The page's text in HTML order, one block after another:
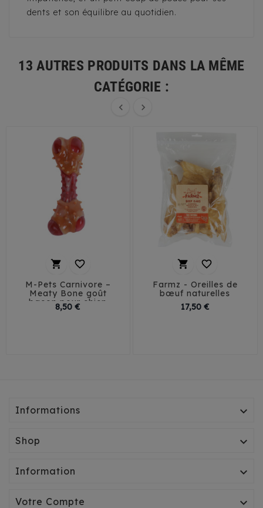
dents et son équilibre au quotidien.
13 AUTRES PRODUITS DANS LA MÊME
CATÉGORIE :
 
 
M-Pets Carnivore –
Meaty Bone goût
bacon pour chien
8,50 €
 
Farmz - Oreilles de
bœuf naturelles
17,50 €Prix
Informations 
Shop 
Information 
Votre Compte 